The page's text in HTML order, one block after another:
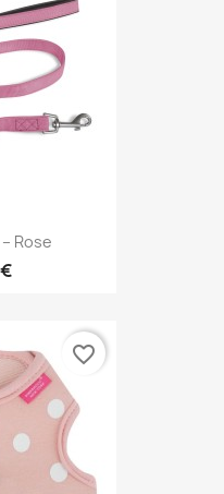
Rose
favorite_border